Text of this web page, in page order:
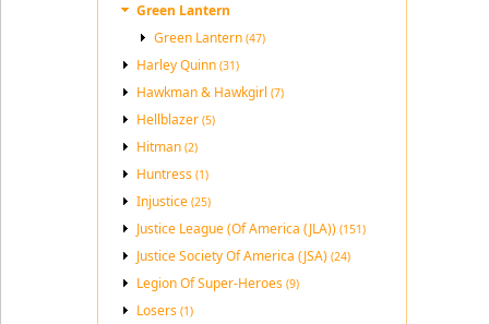
Green Lantern
Green Lantern (47)
Harley Quinn (31)
Hawkman & Hawkgirl (7)
Hellblazer (5)
Hitman (2)
Huntress (1)
Injustice (25)
Justice League (Of America (JLA)) (151)
Justice Society Of America (JSA) (24)
Legion Of Super-Heroes (9)
Losers (1)